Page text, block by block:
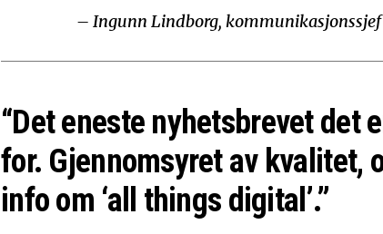
– Ingunn Lindborg,
“Det eneste nyhetsbrevet det
for. Gjennomsyret av kvalitet,
info om ‘all things digital’.”